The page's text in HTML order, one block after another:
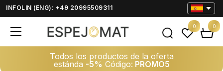
INFOLIN (ENG): +49 20995509311
Todos los productos de la oferta
estánda -5% Código: PROMO5
0 0